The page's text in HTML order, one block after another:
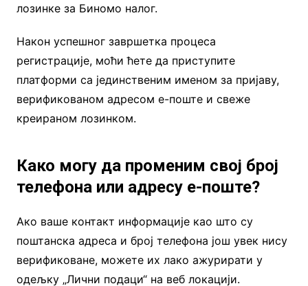
лозинке за Биномо налог.
Након успешног завршетка процеса
регистрације, моћи ћете да приступите
платформи са јединственим именом за пријаву,
верификованом адресом е-поште и свеже
креираном лозинком.
Како могу да променим свој број
телефона или адресу е-поште?
Ако ваше контакт информације као што су
поштанска адреса и број телефона још увек нису
верификоване, можете их лако ажурирати у
одељку „Лични подаци“ на веб локацији.